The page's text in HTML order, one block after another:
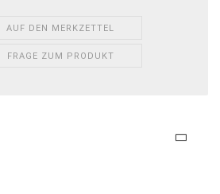
AUF DEN MERKZETTEL
FRAGE ZUM PRODUKT